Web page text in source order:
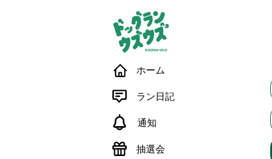
ホーム
ラン日記
通知
抽選会